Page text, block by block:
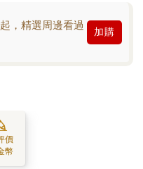
，精選周邊看過
加購
價
幣